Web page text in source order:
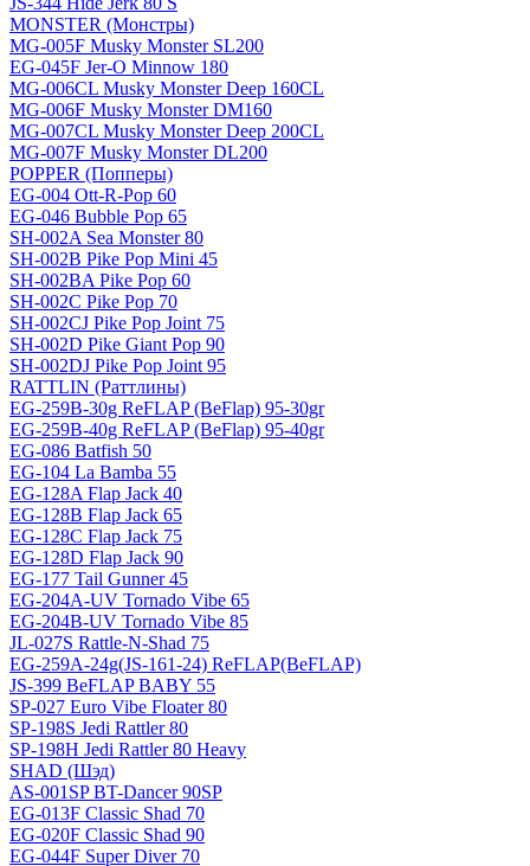
MONSTER (Монстры)
MG-005F Musky Monster SL200
EG-045F Jer-O Minnow 180
MG-006CL Musky Monster Deep 160CL
MG-006F Musky Monster DM160
MG-007CL Musky Monster Deep 200CL
MG-007F Musky Monster DL200
POPPER (Попперы)
EG-004 Ott-R-Pop 60
EG-046 Bubble Pop 65
SH-002A Sea Monster 80
SH-002B Pike Pop Mini 45
SH-002BA Pike Pop 60
SH-002C Pike Pop 70
SH-002CJ Pike Pop Joint 75
SH-002D Pike Giant Pop 90
SH-002DJ Pike Pop Joint 95
RATTLIN (Раттлины)
EG-259B-30g ReFLAP (BeFlap) 95-30gr
EG-259B-40g ReFLAP (BeFlap) 95-40gr
EG-086 Batfish 50
EG-104 La Bamba 55
EG-128A Flap Jack 40
EG-128B Flap Jack 65
EG-128C Flap Jack 75
EG-128D Flap Jack 90
EG-177 Tail Gunner 45
EG-204A-UV Tornado Vibe 65
EG-204B-UV Tornado Vibe 85
JL-027S Rattle-N-Shad 75
EG-259A-24g(JS-161-24) ReFLAP(BeFLAP)
JS-399 BeFLAP BABY 55
SP-027 Euro Vibe Floater 80
SP-198S Jedi Rattler 80
SP-198H Jedi Rattler 80 Heavy
SHAD (Шэд)
AS-001SP BT-Dancer 90SP
EG-013F Classic Shad 70
EG-020F Classic Shad 90
EG-044F Super Diver 70